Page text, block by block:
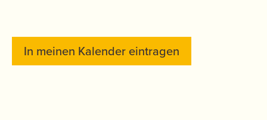
In meinen Kalender eintragen